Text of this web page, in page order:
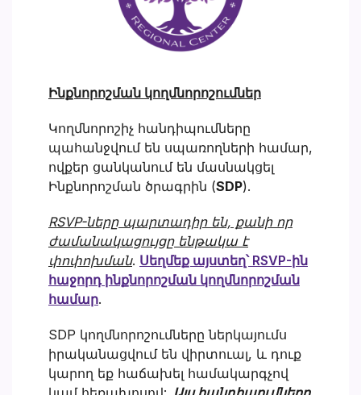
Ինքնորոշման կողմնորոշումներ
Կողմնորոշիչ հանդիպումները
պահանջվում են սպառողների համար,
ովքեր ցանկանում են մասնակցել
Ինքնորոշման ծրագրին (SDP).
RSVP-ները պարտադիր են, քանի որ
ժամանակացույցը ենթակա է
փոփոխման. Սեղմեք այստեղ՝ RSVP-ին
հաջորդ ինքնորոշման կողմնորոշման
համար.
SDP կողմնորոշումները ներկայումս
իրականացվում են վիրտուալ, և դուք
կարող եք հաճախել համակարգչով